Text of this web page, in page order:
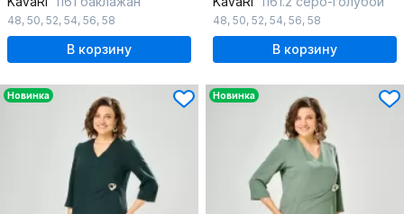
48, 50, 52, 54, 56, 58
В корзину
48, 50, 52, 54, 56, 58
В корзину
Новинка Новинка